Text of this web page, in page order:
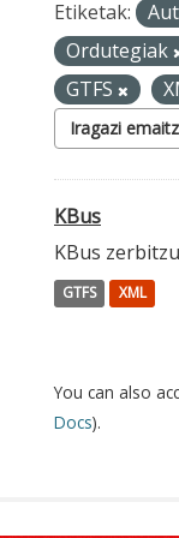
Etiketak:
Ordutegiak
GTFS
Iragazi
KBus
KBus
GTFS XML
You can also
Docs).